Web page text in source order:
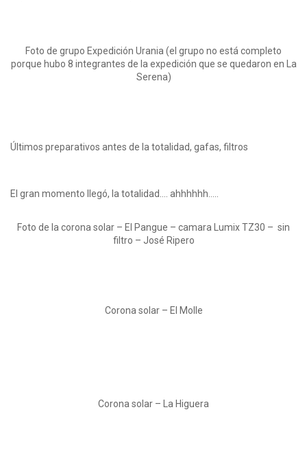
Foto de grupo Expedición Urania (el grupo no está completo
porque hubo 8 integrantes de la expedición que se quedaron en La
Serena)
Últimos preparativos antes de la totalidad, gafas, filtros
El gran momento llegó, la totalidad…. ahhhhhh…..
Foto de la corona solar – El Pangue – camara Lumix TZ30 – sin
filtro – José Ripero
Corona solar – El Molle
Corona solar – La Higuera